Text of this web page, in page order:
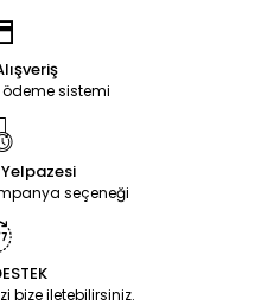
sistemi
seçeneği
bize iletebilirsiniz.